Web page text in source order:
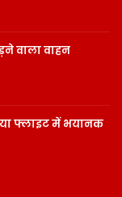
वाला वाहन
फ्लाइट में भयानक